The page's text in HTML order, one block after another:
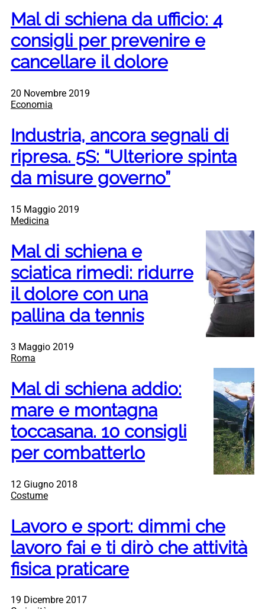
Mal di schiena da ufficio: 4
consigli per prevenire e
cancellare il dolore
20 Novembre 2019
Economia
Industria, ancora segnali di
ripresa. 5S: “Ulteriore spinta
da misure governo”
15 Maggio 2019
Medicina
Mal di schiena e
sciatica rimedi: ridurre
il dolore con una
pallina da tennis
3 Maggio 2019
Roma
Mal di schiena addio:
mare e montagna
toccasana. 10 consigli
per combatterlo
12 Giugno 2018
Costume
Lavoro e sport: dimmi che
lavoro fai e ti dirò che attività
fisica praticare
19 Dicembre 2017